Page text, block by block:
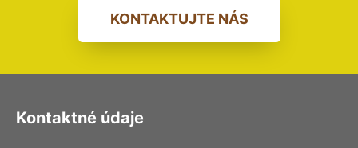
KONTAKTUJTE NÁS
Kontaktné údaje